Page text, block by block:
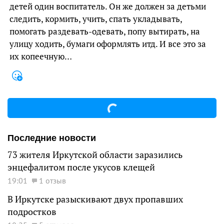
детей один воспитатель. Он же должен за детьми
следить, кормить, учить, спать укладывать,
помогать раздевать-одевать, попу вытирать, на
улицу ходить, бумаги оформлять итд. И все это за
их копеечную…
Последние новости
73 жителя Иркутской области заразились
энцефалитом после укусов клещей
19:01 1 отзыв
В Иркутске разыскивают двух пропавших
подростков